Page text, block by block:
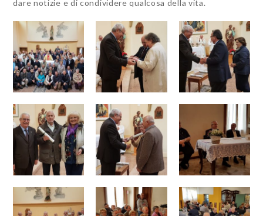
dare notizie e di condividere qualcosa della vita.